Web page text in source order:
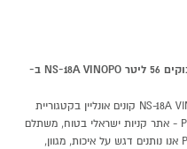
למה כדאי לקנות מקרר יין מתקדם 19 בקבוקים 56 ליטר NS-18A VINOPO ב-
מקרר יין מתקדם 19 בקבוקים 56 ליטר NS-18A VINOPO קונים אונליין בקטגוריית
מקררי יין במחלקת מקררים ומקפיאים בP1000 - אתר קניות ישראלי בטוח, משתלם
ונוח המציע מוצרים מומלצים במבצע. ב-P1000 אנו נותנים דגש על איכות, מגוון,